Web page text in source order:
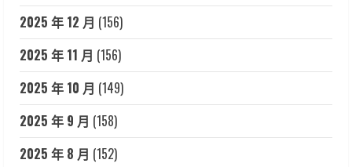
2025 年 12 月 (156)
2025 年 11 月 (156)
2025 年 10 月 (149)
2025 年 9 月 (158)
2025 年 8 月 (152)